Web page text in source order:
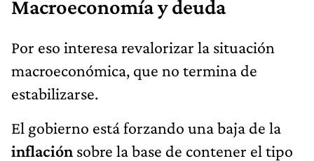
Macroeconomía y deuda
Por eso interesa revalorizar la situación
macroeconómica, que no termina de
estabilizarse.
El gobierno está forzando una baja de la
inflación sobre la base de contener el tipo